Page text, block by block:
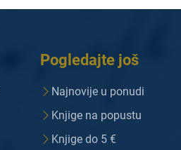
Pogledajte još
Najnovije u ponudi
Knjige na popustu
Knjige do 5 €